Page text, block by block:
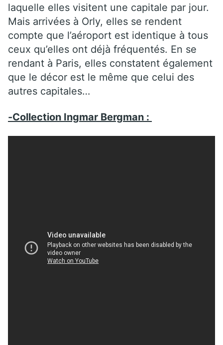
laquelle elles visitent une capitale par jour.
Mais arrivées à Orly, elles se rendent
compte que l’aéroport est identique à tous
ceux qu’elles ont déjà fréquentés. En se
rendant à Paris, elles constatent également
que le décor est le même que celui des
autres capitales…
-Collection Ingmar Bergman :